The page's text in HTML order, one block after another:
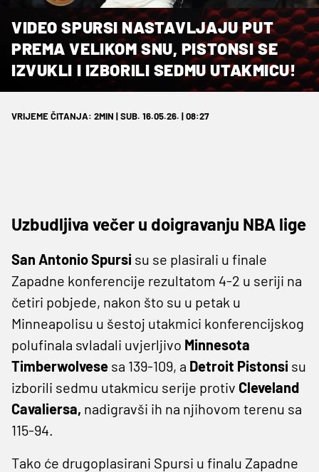
VIDEO SPURSI NASTAVLJAJU PUT
PREMA VELIKOM SNU, PISTONSI SE
IZVUKLI I IZBORILI SEDMU UTAKMICU!
VRIJEME ČITANJA: 2MIN | SUB. 16.05.26. | 08:27
Uzbudljiva večer u doigravanju NBA lige
San Antonio Spursi su se plasirali u finale
Zapadne konferencije rezultatom 4-2 u seriji na
četiri pobjede, nakon što su u petak u
Minneapolisu u šestoj utakmici konferencijskog
polufinala svladali uvjerljivo Minnesota
Timberwolvese sa 139-109, a Detroit Pistonsi su
izborili sedmu utakmicu serije protiv Cleveland
Cavaliersa, nadigravši ih na njihovom terenu sa
115-94.
Tako će drugoplasirani Spursi u finalu Zapadne